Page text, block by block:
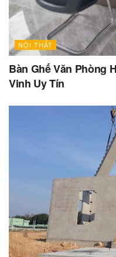
NỘI THẤT
Bàn Ghế Văn Phòng
Vinh Uy Tín